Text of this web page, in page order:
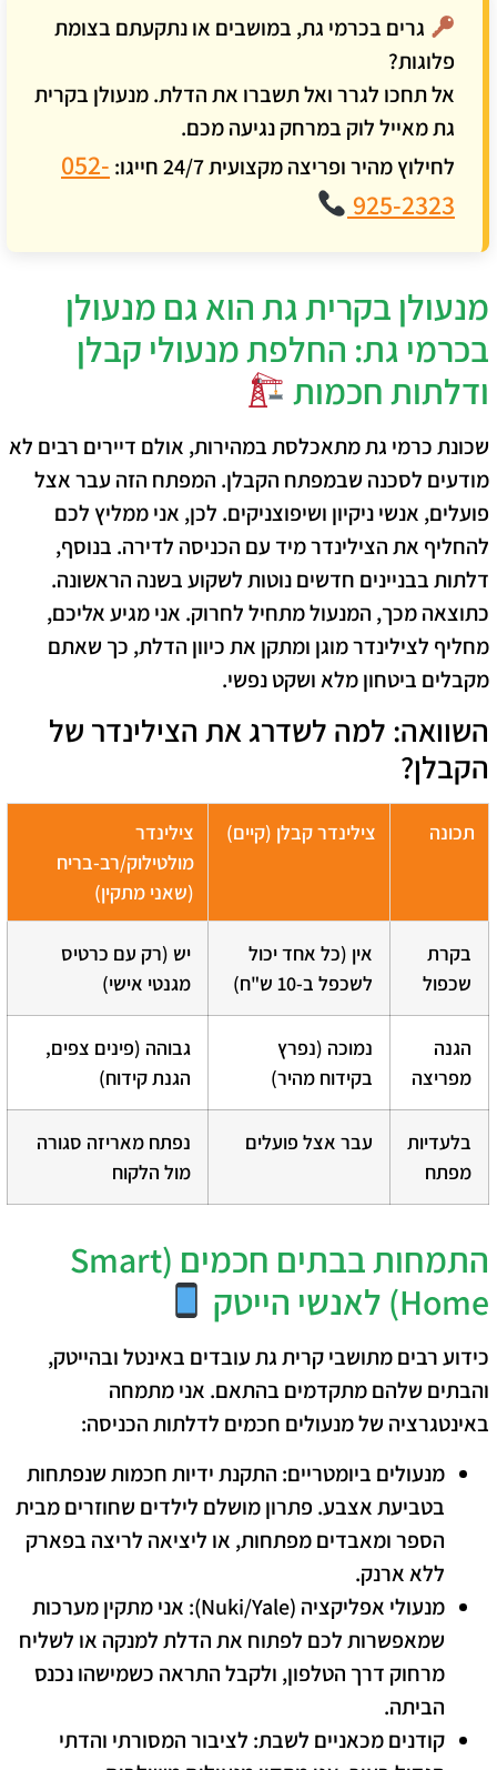
גרים בכרמי גת, במושבים או נתקעתם בצומת
פלוגות?
אל תחכו לגרר ואל תשברו את הדלת. מנעולן בקרית
גת מאייל לוק במרחק נגיעה מכם.
לחילוץ מהיר ופריצה מקצועית 24/7 חייגו:
052-
925-2323
מנעולן בקרית גת הוא גם מנעולן
בכרמי גת: החלפת מנעולי קבלן
ודלתות חכמות
שכונת כרמי גת מתאכלסת במהירות, אולם דיירים רבים לא
מודעים לסכנה שבמפתח הקבלן. המפתח הזה עבר אצל
פועלים, אנשי ניקיון ושיפוצניקים. לכן, אני ממליץ לכם
להחליף את הצילינדר מיד עם הכניסה לדירה. בנוסף,
דלתות בבניינים חדשים נוטות לשקוע בשנה הראשונה.
כתוצאה מכך, המנעול מתחיל לחרוק. אני מגיע אליכם,
מחליף לצילינדר מוגן ומתקן את כיוון הדלת, כך שאתם
מקבלים ביטחון מלא ושקט נפשי.
השוואה: למה לשדרג את הצילינדר של
הקבלן?
תכונה צילינדר קבלן (קיים)
צילינדר
מולטילוק/רב-בריח
(שאני מתקין)
בקרת
שכפול
אין (כל אחד יכול
לשכפל ב-10 ש"ח)
יש (רק עם כרטיס
מגנטי אישי)
הגנה
מפריצה
נמוכה (נפרץ
בקידוח מהיר)
גבוהה (פינים צפים,
הגנת קידוח)
בלעדיות
מפתח
עבר אצל פועלים
נפתח מאריזה סגורה
מול הלקוח
התמחות בבתים חכמים (Smart
Home) לאנשי הייטק
כידוע רבים מתושבי קרית גת עובדים באינטל ובהייטק,
והבתים שלהם מתקדמים בהתאם. אני מתמחה
באינטגרציה של מנעולים חכמים לדלתות הכניסה:
מנעולים ביומטריים: התקנת ידיות חכמות שנפתחות
בטביעת אצבע. פתרון מושלם לילדים שחוזרים מבית
הספר ומאבדים מפתחות, או ליציאה לריצה בפארק
ללא ארנק.
מנעולי אפליקציה (Nuki/Yale):
אני מתקין מערכות
שמאפשרות לכם לפתוח את הדלת למנקה או לשליח
מרחוק דרך הטלפון, ולקבל התראה כשמישהו נכנס
הביתה.
קודנים מכאניים לשבת: לציבור המסורתי והדתי